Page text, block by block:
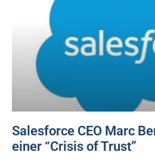
Salesforce CEO Marc
einer “Crisis of Trust”